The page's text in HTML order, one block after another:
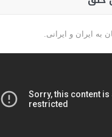
به ایران و ایرانی.